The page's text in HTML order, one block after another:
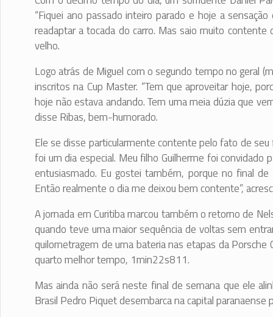
“Fiquei ano passado inteiro parado e hoje a
readaptar a tocada do carro. Mas saio muito
velho.
Logo atrás de Miguel com o segundo tempo no geral
inscritos na Cup Master. “Tem que aproveitar hoje,
hoje não estava andando. Tem uma meia dúzia que
disse Ribas, bem-humorado.
Ele se disse particularmente contente pelo fato de
foi um dia especial. Meu filho Guilherme foi convidado
entusiasmado. Eu gostei também, porque no final
Então realmente o dia me deixou bem contente”,
A jornada em Curitiba marcou também o retorno de
quando teve uma maior sequência de voltas sem
quilometragem de uma bateria nas etapas da
quarto melhor tempo, 1min22s811.
Mas ainda não será neste final de semana que ele
Brasil Pedro Piquet desembarca na capital